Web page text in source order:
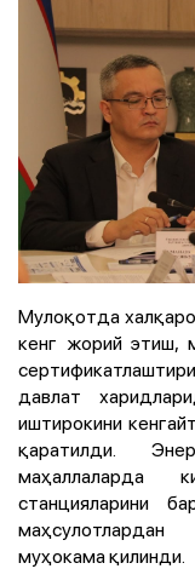
Мулоқотда
кенг жорий этиш,
давлат
иштирокини
қаратилди.
маҳаллаларда
станцияларини
муҳокама қилинди.